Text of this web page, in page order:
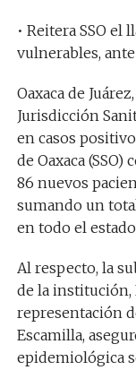
• Reitera SSO el
vulnerables,
Oaxaca de
Jurisdicción
en casos
de Oaxaca
86 nuevos
sumando un
en todo el
Al respecto, la
de la institución,
representación
Escamilla,
epidemiológica